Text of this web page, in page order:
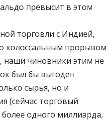
превысит в этом
торговли с Индией,
колоссальным прорывом
наши чиновники этим не
был бы выгоден
сырья, но и
(сейчас торговый
одного миллиарда,